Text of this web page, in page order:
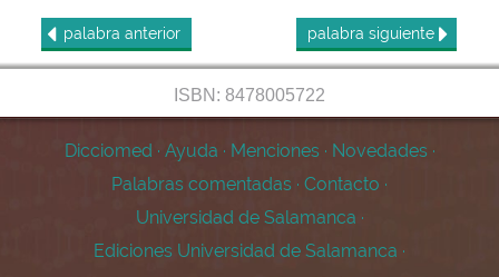
palabra anterior palabra siguiente
ISBN: 8478005722
Dicciomed · Ayuda · Menciones · Novedades ·
Palabras comentadas · Contacto ·
Universidad de Salamanca ·
Ediciones Universidad de Salamanca ·